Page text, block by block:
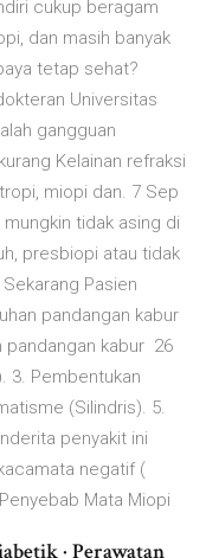
cukup beragam
dan masih banyak
tetap sehat?
Universitas
gangguan
Kelainan refraksi
miopi dan. 7 Sep
tidak asing di
presbiopi atau tidak
Pasien
pandangan kabur
pandangan kabur 26
3. Pembentukan
(Silindris). 5.
penyakit ini
negatif (
Mata Miopi
· Perawatan